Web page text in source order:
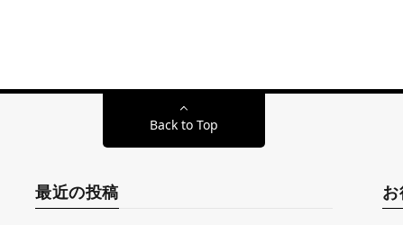
Back to Top
最近の投稿